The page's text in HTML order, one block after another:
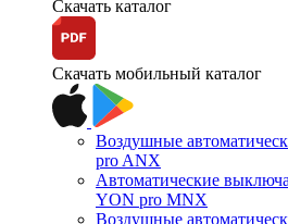
Скачать каталог
Скачать мобильный каталог
Воздушные
pro ANX
Автоматические
YON pro MNX
Воздушные